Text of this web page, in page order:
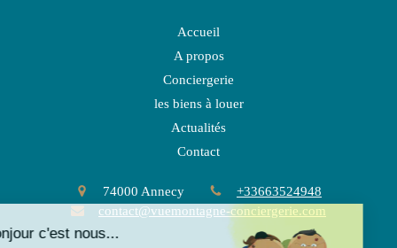
Accueil
A propos
Conciergerie
les biens à louer
Actualités
Contact
74000 Annecy
+33663524948
contact@vuemontagne-conciergerie.com